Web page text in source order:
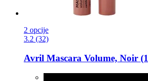
2 opcije
3.2 (32)
Avril Mascara Volume, Noir